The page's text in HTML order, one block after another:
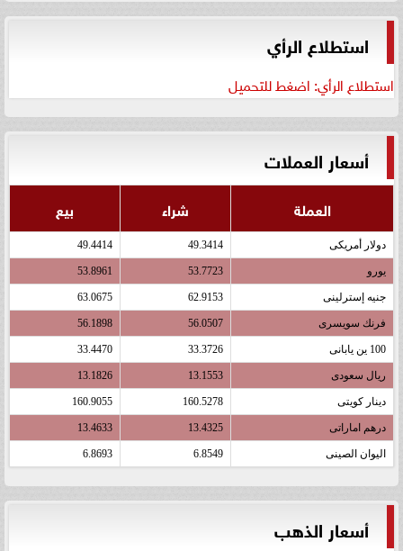
استطلاع الرأي
استطلاع الرأي: اضغط للتحميل
أسعار العملات
العملة شراء بيع
دولار أمريكى 49.3414
49.4414
يورو 53.7723
53.8961
جنيه إسترلينى 62.9153
63.0675
فرنك سويسرى 56.0507
56.1898
100 ين يابانى 33.3726
33.4470
ريال سعودى 13.1553
13.1826
دينار كويتى 160.5278
160.9055
درهم اماراتى 13.4325
13.4633
اليوان الصينى 6.8549
6.8693
أسعار الذهب